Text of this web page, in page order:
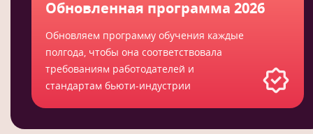
Обновленная программа 2026
Обновляем программу обучения каждые
полгода, чтобы она соответствовала
требованиям работодателей и
стандартам бьюти-индустрии